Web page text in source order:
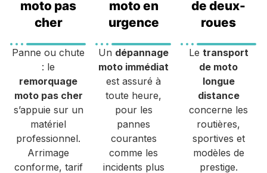
moto pas
cher
Panne ou chute
: le
remorquage
moto pas cher
s’appuie sur un
matériel
professionnel.
Arrimage
conforme, tarif
moto en
urgence
Un dépannage
moto immédiat
est assuré à
toute heure,
pour les
pannes
courantes
comme les
incidents plus
de deux-
roues
Le transport
de moto
longue
distance
concerne les
routières,
sportives et
modèles de
prestige.